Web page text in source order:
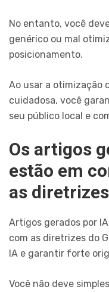
No entanto, você
genérico ou mal
posicionamento.
Ao usar a otimização
cuidadosa, você
seu público local e
Os artigos
estão em
as
Artigos gerados por
com as diretrizes do
IA e garantir forte
Você não deve